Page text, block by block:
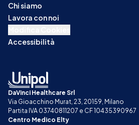
Chi siamo
Lavora con noi
Accessibilità
DaVinci Healthcare Srl
Via Gioacchino Murat, 23, 20159, Milano
Partita IVA 03740811207 e CF 10435390967
Centro Medico Elty